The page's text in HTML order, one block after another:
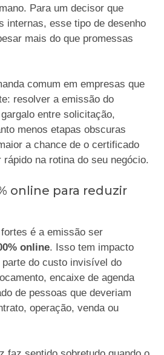
Para um decisor que
internas, esse tipo de desenho
mais do que promessas
comum em empresas que
resolver a emissão do
entre solicitação,
menos etapas obscuras
a chance de o certificado
na rotina do seu negócio.
online para reduzir
é a emissão ser
online. Isso tem impacto
do custo invisível do
encaixe de agenda
de pessoas que deveriam
operação, venda ou